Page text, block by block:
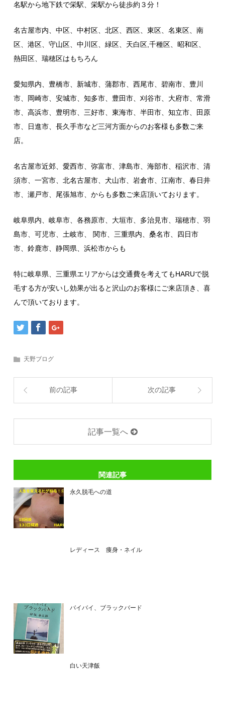
名駅から地下鉄で栄駅、栄駅から徒歩約３分！
名古屋市内、中区、中村区、北区、西区、東区、名東区、南
区、港区、守山区、中川区、緑区、天白区,千種区、昭和区、
熱田区、瑞穂区はもちろん
愛知県内、豊橋市、新城市、蒲郡市、西尾市、碧南市、豊川
市、岡崎市、安城市、知多市、豊田市、刈谷市、大府市、常滑
市、高浜市、豊明市、三好市、東海市、半田市、知立市、田原
市、日進市、長久手市など三河方面からのお客様も多数ご来
店。
名古屋市近郊、愛西市、弥富市、津島市、海部市、稲沢市、清
須市、一宮市、北名古屋市、犬山市、岩倉市、江南市、春日井
市、瀬戸市、尾張旭市、からも多数ご来店頂いております。
岐阜県内、岐阜市、各務原市、大垣市、多治見市、瑞穂市、羽
島市、可児市、土岐市、 関市、三重県内、桑名市、四日市
市、鈴鹿市、静岡県、浜松市からも
特に岐阜県、三重県エリアからは交通費を考えてもHARUで脱
毛する方が安いし効果が出ると沢山のお客様にご来店頂き、喜
んで頂いております。
天野ブログ
前の記事 次の記事
記事一覧へ
関連記事
永久脱毛への道
レディース 痩身・ネイル
バイバイ、ブラックバード
白い天津飯